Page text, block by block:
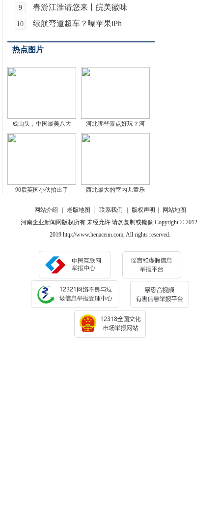
9 春游江淮请您来丨皖美徽味
10 续航弯道超车？曝苹果iPh
热点图片
成山头，中国最美八大 河北哪些景点好玩？河
90后英国小伙拍出了 西北最大的室内儿童乐
网站介绍 老版地图 联系我们 版权声明
网站地图
河南企业新闻网版权所有 未经允许 请勿复制或镜像 Copyright © 2012-
2019 http://www.henacenn.com, All rights reserved.